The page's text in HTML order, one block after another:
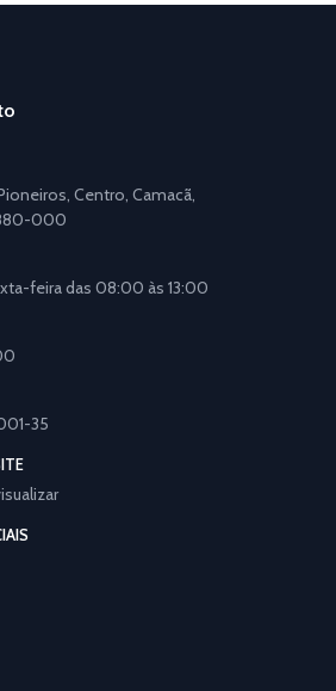
Centro, Camacã,
000
feira das 08:00 às 13:00
35